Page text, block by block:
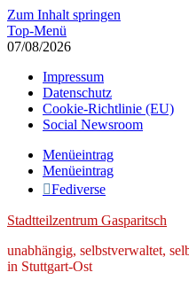
Zum Inhalt springen
Top-Menü
07/08/2026
Impressum
Datenschutz
Cookie-Richtlinie (EU)
Social Newsroom
Menüeintrag
Menüeintrag
Fediverse
Stadtteilzentrum Gasparitsch
unabhängig, selbstverwaltet,
in Stuttgart-Ost